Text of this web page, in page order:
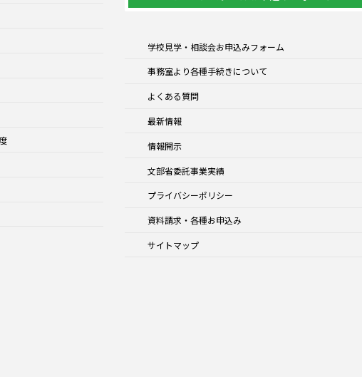
学校見学・相談会お申込みフォーム
事務室より各種手続きについて
よくある質問
最新情報
情報開示
文部省委託事業実績
プライバシーポリシー
資料請求・各種お申込み
サイトマップ